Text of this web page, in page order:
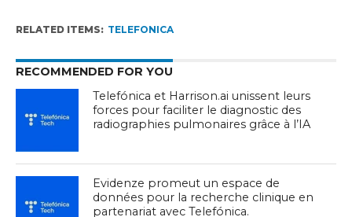
RELATED ITEMS: TELEFONICA
RECOMMENDED FOR YOU
Telefónica et Harrison.ai unissent leurs
forces pour faciliter le diagnostic des
radiographies pulmonaires grâce à l’IA
Evidenze promeut un espace de
données pour la recherche clinique en
partenariat avec Telefónica.